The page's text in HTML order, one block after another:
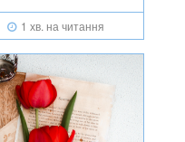
1 хв. на читання